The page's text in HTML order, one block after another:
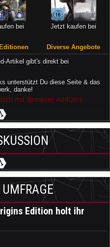
bei Jetzt kaufen bei
Diverse Angebote
Artikel gibt's direkt bei
unterstützt Du diese Seite & das
danke!
mit Browser AddOn's
Edition holt ihr